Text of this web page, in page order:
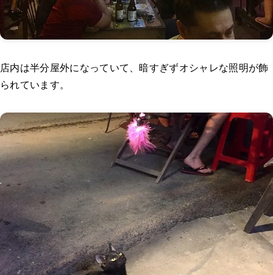
店内は半分屋外になっていて、暗すぎずオシャレな照明が飾
られています。